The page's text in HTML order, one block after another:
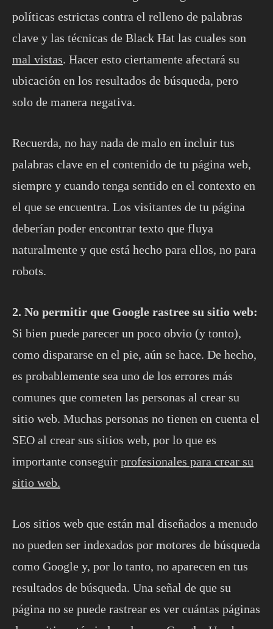
políticas estrictas contra el relleno de palabras
clave y las técnicas de Black Hat las cuales son
mal vistas. Hacer esto ciertamente afectará su
ubicación en los resultados de búsqueda, pero
solo de manera negativa.
Recuerda, no hay nada de malo en incluir tus
palabras clave en el contenido de tu página web,
siempre y cuando tenga sentido en el contexto en
el que se encuentra. Los visitantes de tu página
deberían poder encontrar texto que fluya
naturalmente y que está hecho para ellos, no para
robots.
2. No permitir que Google rastree su sitio web:
Si bien puede parecer un poco obvio (y tonto),
como dispararse en el pie, aún se hace. De hecho,
es probablemente sea uno de los errores más
comunes que cometen las personas al crear su
sitio web. Muchas personas no tienen en cuenta el
SEO al crear sus sitios web, por lo que es
importante conseguir profesionales para crear su
sitio web.
Los sitios web que están mal diseñados a menudo
no pueden ser indexados por motores de búsqueda
como Google y, por lo tanto, no aparecen en tus
resultados de búsqueda. Una señal de que su
página no se puede rastrear es ver cuántas páginas